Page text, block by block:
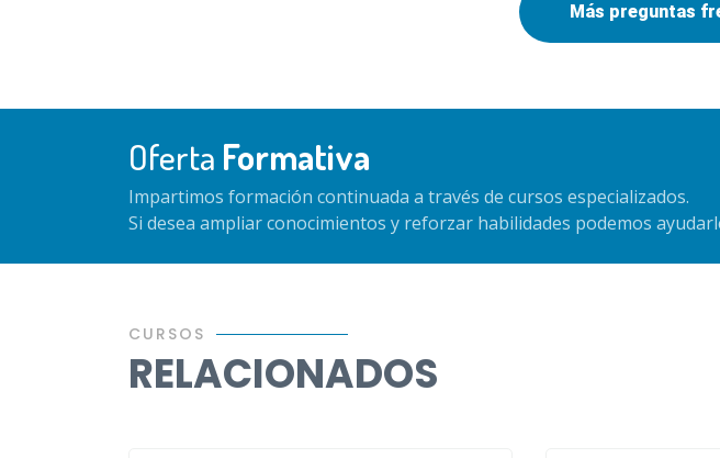
Más preguntas
Oferta Formativa
Impartimos formación continuada a través de cursos especializados.
Si desea ampliar conocimientos y reforzar habilidades podemos
CURSOS
RELACIONADOS